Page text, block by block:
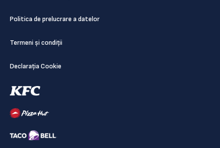
Politica de prelucrare a datelor
Termeni și condiții
Declarația Cookie